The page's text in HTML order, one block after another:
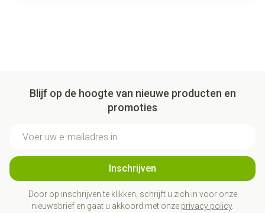
Blijf op de hoogte van nieuwe producten en
promoties
Inschrijven
Door op inschrijven te klikken, schrijft u zich in voor onze
nieuwsbrief en gaat u akkoord met onze privacy policy.